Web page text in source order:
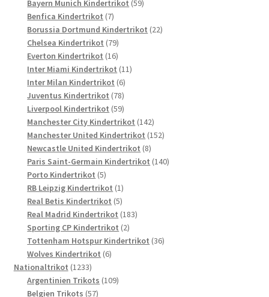
Produkte
Bayern Munich Kindertrikot 5959
Benfica Kindertrikot 77
Produkte
Borussia Dortmund Kindertrikot 2222
Chelsea Kindertrikot 7979
Produkte
Everton Kindertrikot 1616
Produkte
Inter Miami Kindertrikot 1111
Inter Milan Kindertrikot 66
Produkte
Juventus Kindertrikot 7878
Produkte
Liverpool Kindertrikot 5959
Produkte
Manchester City Kindertrikot 142142
Produkte
Manchester United Kindertrikot 152152
Newcastle United Kindertrikot 88
Produkte
Paris Saint-Germain Kindertrikot 140140
Porto Kindertrikot 55
Produkte
RB Leipzig Kindertrikot 11
Produkt
Real Betis Kindertrikot 55
Produkte
Real Madrid Kindertrikot 183183
Sporting CP Kindertrikot 22
Produkte
Tottenham Hotspur Kindertrikot 3636
Wolves Kindertrikot 66
Nationaltrikot 12331233
Produkte
Argentinien Trikots 109109
Belgien Trikots 5757